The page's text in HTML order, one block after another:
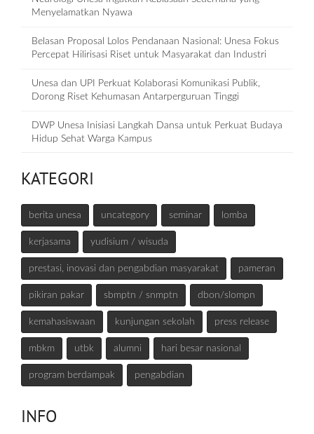
Menyelamatkan Nyawa
Belasan Proposal Lolos Pendanaan Nasional: Unesa Fokus
Percepat Hilirisasi Riset untuk Masyarakat dan Industri
Unesa dan UPI Perkuat Kolaborasi Komunikasi Publik,
Dorong Riset Kehumasan Antarperguruan Tinggi
DWP Unesa Inisiasi Langkah Dansa untuk Perkuat Budaya
Hidup Sehat Warga Kampus
KATEGORI
berita unesa uncategory seminar lomba
kerjasama yudisium / wisuda
prestasi, inovasi dan pengabdian masyarakat pameran
pikiran pakar sbmptn / snmptn dbon/slompn
kemahasiswaan kunjungan sekolah press release
mbkm utbk alumni hari besar nasional
program berdampak pengabdian
INFO